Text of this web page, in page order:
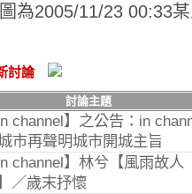
為2005/11/23 00:33
討論
討論主題
in channel】之公告：in
市再聲明城市開城主旨
in channel】林兮【風雨故人
／歲末抒懷